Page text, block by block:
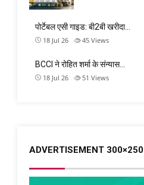
पोर्टेबल एसी गाइड: बी2बी खरीदा…
18 Jul 26 45 Views
BCCI ने रोहित शर्मा के संन्यास…
18 Jul 26 51 Views
ADVERTISEMENT 300×250